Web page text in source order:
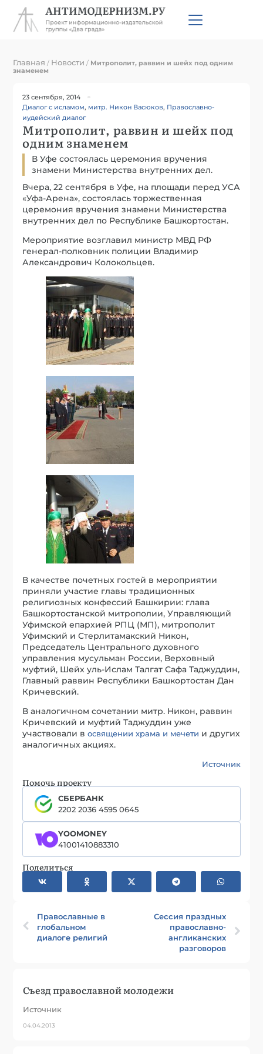
Главная / Новости / Митрополит, раввин и шейх под одним
знаменем
23 сентября, 2014
Диалог с исламом, митр. Никон Васюков, Православно-
иудейский диалог
Митрополит, раввин и шейх под
одним знаменем
В Уфе состоялась церемония вручения
знамени Министерства внутренних дел.
Вчера, 22 сентября в Уфе, на площади перед УСА
«Уфа-Арена», состоялась торжественная
церемония вручения знамени Министерства
внутренних дел по Республике Башкортостан.
Мероприятие возглавил министр МВД РФ
генерал-полковник полиции Владимир
Александрович Колокольцев.
В качестве почетных гостей в мероприятии
приняли участие главы традиционных
религиозных конфессий Башкирии: глава
Башкортостанской митрополии, Управляющий
Уфимской епархией РПЦ (МП), митрополит
Уфимский и Стерлитамакский Никон,
Председатель Центрального духовного
управления мусульман России, Верховный
муфтий, Шейх уль-Ислам Талгат Сафа Таджуддин,
Главный раввин Республики Башкортостан Дан
Кричевский.
В аналогичном сочетании митр. Никон, раввин
Кричевский и муфтий Таджуддин уже
участвовали восвящении храма и мечети и других
аналогичных акциях.
Источник
Помочь проекту
СБЕРБАНК
2202 2036 4595 0645
YOOMONEY
41001410883310
Поделиться
Православные в
глобальном
диалоге религий
Сессия праздных
православно-
англиканских
разговоров
Съезд православной молодежи
Источник
04.04.2013